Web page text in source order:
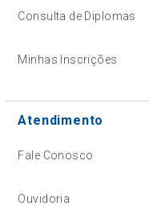
Consulta de Diplomas
Minhas Inscrições
Atendimento
Fale Conosco
Ouvidoria